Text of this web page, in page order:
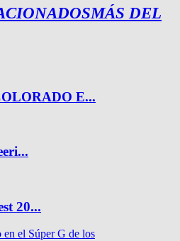
MÁS DEL
E...
20...
el Súper G de los